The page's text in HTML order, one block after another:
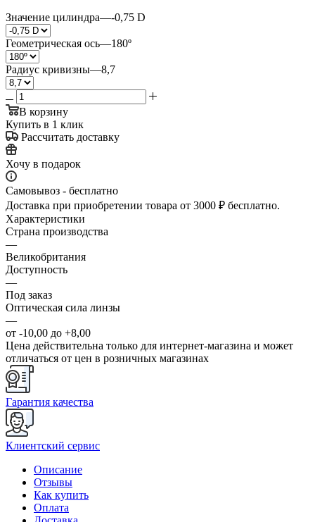
Значение цилиндра—-0,75 D
Геометрическая ось—180º
Радиус кривизны—8,7
В корзину
Купить в 1 клик
Рассчитать доставку
Хочу в подарок
Самовывоз - бесплатно
Доставка при приобретении товара от 3000 ₽ бесплатно.
Характеристики
Страна производства
—
Великобритания
Доступность
—
Под заказ
Оптическая сила линзы
—
от -10,00 до +8,00
Цена действительна только для интернет-магазина и может
отличаться от цен в розничных магазинах
Гарантия качества
Клиентский сервис
Описание
Отзывы
Как купить
Оплата